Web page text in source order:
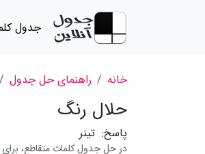
جدول
خانه راهنمای حل جدول
حلال رنگ
پاسخ: تینر
در حل جدول کلمات متقاطع،